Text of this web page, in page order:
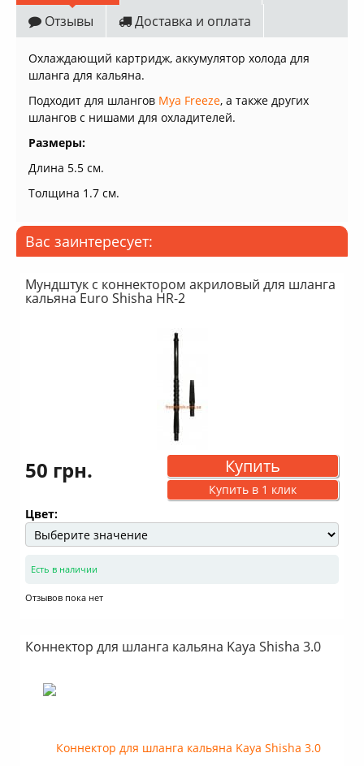
Отзывы
Доставка и оплата
Охлаждающий картридж, аккумулятор холода для
шланга для кальяна.
Подходит для шлангов Mya Freeze, а также других
шлангов с нишами для охладителей.
Размеры:
Длина 5.5 см.
Толщина 1.7 см.
Вас заинтересует:
Мундштук с коннектором акриловый для шланга
кальяна Euro Shisha HR-2
50 грн. Купить
Купить в 1 клик
Цвет:
Есть в наличии
Отзывов пока нет
Коннектор для шланга кальяна Kaya Shisha 3.0